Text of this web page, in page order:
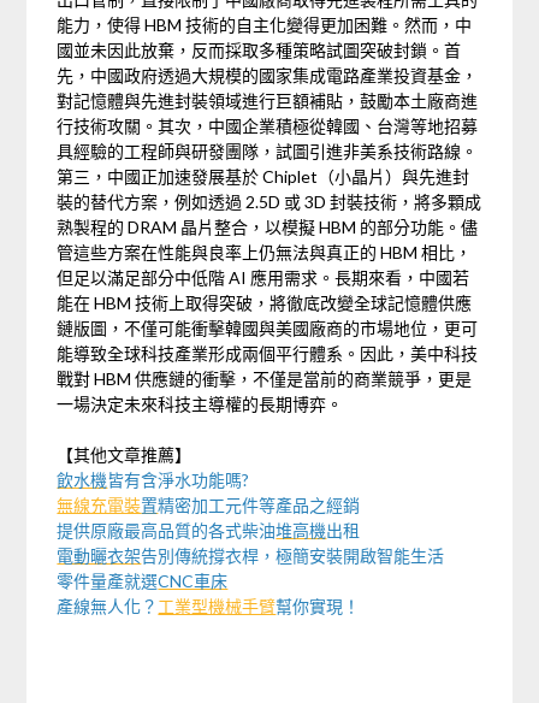
能力，使得 HBM 技術的自主化變得更加困難。然而，中
國並未因此放棄，反而採取多種策略試圖突破封鎖。首
先，中國政府透過大規模的國家集成電路產業投資基金，
對記憶體與先進封裝領域進行巨額補貼，鼓勵本土廠商進
行技術攻關。其次，中國企業積極從韓國、台灣等地招募
具經驗的工程師與研發團隊，試圖引進非美系技術路線。
第三，中國正加速發展基於 Chiplet（小晶片）與先進封
裝的替代方案，例如透過 2.5D 或 3D 封裝技術，將多顆成
熟製程的 DRAM 晶片整合，以模擬 HBM 的部分功能。儘
管這些方案在性能與良率上仍無法與真正的 HBM 相比，
但足以滿足部分中低階 AI 應用需求。長期來看，中國若
能在 HBM 技術上取得突破，將徹底改變全球記憶體供應
鏈版圖，不僅可能衝擊韓國與美國廠商的市場地位，更可
能導致全球科技產業形成兩個平行體系。因此，美中科技
戰對 HBM 供應鏈的衝擊，不僅是當前的商業競爭，更是
一場決定未來科技主導權的長期博弈。
【其他文章推薦】
飲水機皆有含淨水功能嗎?
無線充電裝置精密加工元件等產品之經銷
提供原廠最高品質的各式柴油堆高機出租
電動曬衣架告別傳統撐衣桿，極簡安裝開啟智能生活
零件量產就選CNC車床
產線無人化？ 工業型機械手臂幫你實現！